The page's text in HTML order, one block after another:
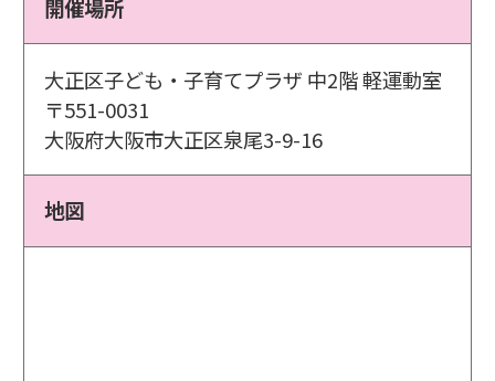
開催場所
大正区子ども・子育てプラザ 中2階 軽運動室
〒551-0031
大阪府大阪市大正区泉尾3-9-16
地図